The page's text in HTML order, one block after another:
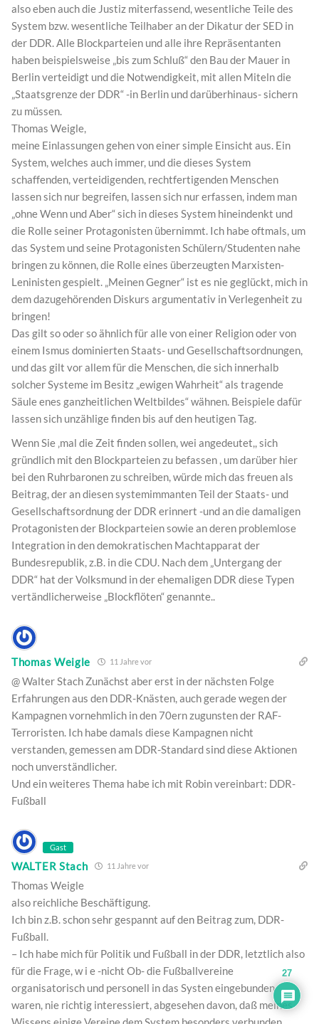
also eben auch die Justiz miterfassend, wesentliche Teile des
System bzw. wesentliche Teilhaber an der Dikatur der SED in
der DDR. Alle Blockparteien und alle ihre Repräsentanten
haben beispielsweise „bis zum Schluß“ den Bau der Mauer in
Berlin verteidigt und die Notwendigkeit, mit allen Miteln die
„Staatsgrenze der DDR“ -in Berlin und darüberhinaus- sichern
zu müssen.
Thomas Weigle,
meine Einlassungen gehen von einer simple Einsicht aus. Ein
System, welches auch immer, und die dieses System
schaffenden, verteidigenden, rechtfertigenden Menschen
lassen sich nur begreifen, lassen sich nur erfassen, indem man
„ohne Wenn und Aber“ sich in dieses System hineindenkt und
die Rolle seiner Protagonisten übernimmt. Ich habe oftmals, um
das System und seine Protagonisten Schülern/Studenten nahe
bringen zu können, die Rolle eines überzeugten Marxisten-
Leninisten gespielt. „Meinen Gegner“ ist es nie geglückt, mich in
dem dazugehörenden Diskurs argumentativ in Verlegenheit zu
bringen!
Das gilt so oder so ähnlich für alle von einer Religion oder von
einem Ismus dominierten Staats- und Gesellschaftsordnungen,
und das gilt vor allem für die Menschen, die sich innerhalb
solcher Systeme im Besitz „ewigen Wahrheit“ als tragende
Säule enes ganzheitlichen Weltbildes“ wähnen. Beispiele dafür
lassen sich unzählige finden bis auf den heutigen Tag.
Wenn Sie ‚mal die Zeit finden sollen, wei angedeutet,, sich
gründlich mit den Blockparteien zu befassen , um darüber hier
bei den Ruhrbaronen zu schreiben, würde mich das freuen als
Beitrag, der an diesen systemimmanten Teil der Staats- und
Gesellschaftsordnung der DDR erinnert -und an die damaligen
Protagonisten der Blockparteien sowie an deren problemlose
Integration in den demokratischen Machtapparat der
Bundesrepublik, z.B. in die CDU. Nach dem „Untergang der
DDR“ hat der Volksmund in der ehemaligen DDR diese Typen
vertändlicherweise „Blockflöten“ genannte..
Thomas Weigle 11 Jahre vor
@ Walter Stach Zunächst aber erst in der nächsten Folge
Erfahrungen aus den DDR-Knästen, auch gerade wegen der
Kampagnen vornehmlich in den 70ern zugunsten der RAF-
Terroristen. Ich habe damals diese Kampagnen nicht
verstanden, gemessen am DDR-Standard sind diese Aktionen
noch unverständlicher.
Und ein weiteres Thema habe ich mit Robin vereinbart: DDR-
Fußball
Gast
WALTER Stach 11 Jahre vor
Thomas Weigle
also reichliche Beschäftigung.
Ich bin z.B. schon sehr gespannt auf den Beitrag zum, DDR-
Fußball.
– Ich habe mich für Politik und Fußball in der DDR, letztlich also
für die Frage, w i e -nicht Ob- die Fußballvereine
organisatorisch und personell in das Systen eingebunden
waren, nie richtig interessiert, abgesehen davon, daß meines
27